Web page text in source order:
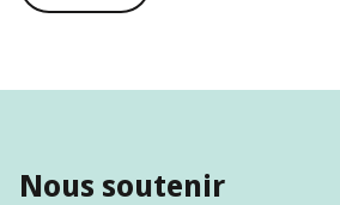
Nous soutenir